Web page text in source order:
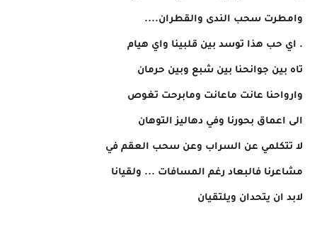
وامطرت سحب الندى والقطران....
. اي حب هذا توسد بين قلبينا واي هيام
تاه بين جوانحنا بين شبع وبين حرمان
وارواحنا عانت ماعانت ومابرحت تغوص
الى اعماق بحورنا وفي دهاليز التوهان
لا تتكلمي عن السراب وعن سحب العقم في
مشاعرنا فالبعاد رغم المسافات ... ولقيانا
لابد ان يتحدان ويلتقيان